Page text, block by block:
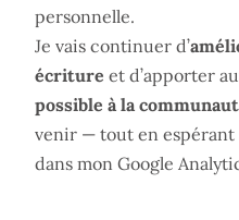
personnelle.
Je vais continuer d’
écriture et d’apporter
possible à la
venir — tout en
dans mon Google